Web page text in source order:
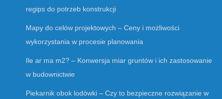
regips do potrzeb konstrukcji
Mapy do celów projektowych – Ceny i możliwości
wykorzystania w procesie planowania
Ile ar ma m2? – Konwersja miar gruntów i ich zastosowanie
w budownictwie
Piekarnik obok lodówki – Czy to bezpieczne rozwiązanie w